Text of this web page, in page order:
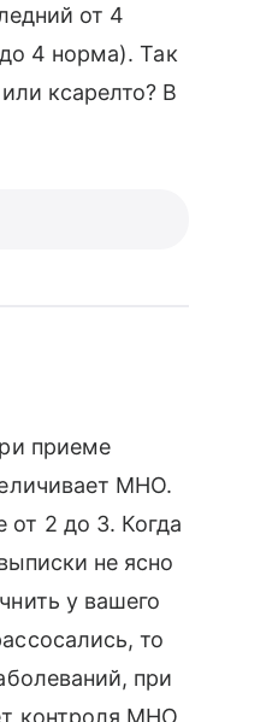
от 4
4 норма). Так
ксарелто? В
приеме
МНО.
2 до 3. Когда
не ясно
у вашего
то
при
контроля МНО,